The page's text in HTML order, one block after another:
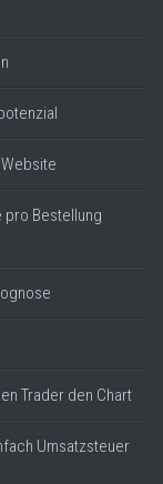
pro Bestellung
Trader den Chart
Umsatzsteuer